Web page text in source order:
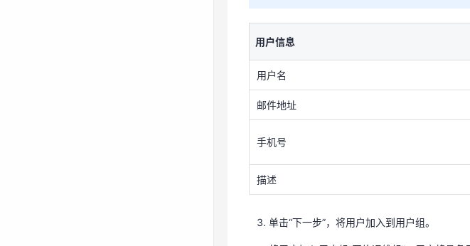
手机号
描述
单击“下一步”，将用户加入到用户组。
如需创建新的用户组，可单击“创建用户组”
用户组中。
用户信息
用户名
邮件地址
手机号
描述
单击“下一步”，将用户加入到用户组。